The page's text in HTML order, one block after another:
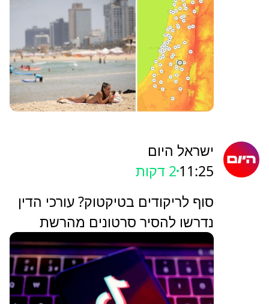
ישראל היום
11:25 2 דקות
סוף לריקודים בטיקטוק? עורכי הדין
נדרשו להסיר סרטונים מהרשת